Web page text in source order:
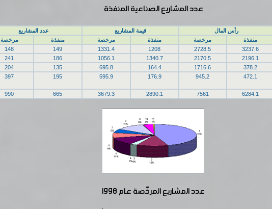
عدد المشاريع الصناعية المنفذة
رأس المال قيمة المشاريع
عدد المشاريع
منفذة مرخصة منفذة مرخصة منفذة
مرخصة
3237.6
2728.5
1208
1331.4
149
148
2196.1
2170.5
1340.7
1056.1
186
241
378.2
1716.6
164.4
695.8
135
204
472.1
945.2
176.9
595.9
195
397
6284.1
7561
2890.1
3679.3
665
990
عدد المشاريع المرخّصة عام 1998